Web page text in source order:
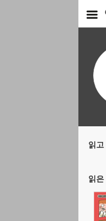
읽
읽